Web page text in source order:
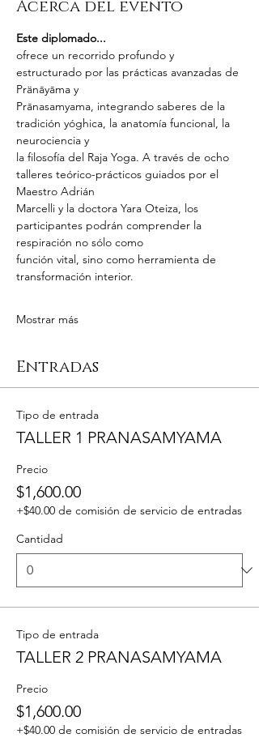
Acerca del evento
Este diplomado...
ofrece un recorrido profundo y
estructurado por las prácticas avanzadas de
Pränāyāma y
Prānasamyama, integrando saberes de la
tradición yóghica, la anatomía funcional, la
neurociencia y
la filosofía del Raja Yoga. A través de ocho
talleres teórico-prácticos guiados por el
Maestro Adrián
Marcelli y la doctora Yara Oteiza, los
participantes podrán comprender la
respiración no sólo como
función vital, sino como herramienta de
transformación interior.
Mostrar más
Entradas
Tipo de entrada
TALLER 1 PRANASAMYAMA
Precio
$1,600.00
+$40.00 de comisión de servicio de entradas
Cantidad
Tipo de entrada
TALLER 2 PRANASAMYAMA
Precio
$1,600.00
+$40.00 de comisión de servicio de entradas